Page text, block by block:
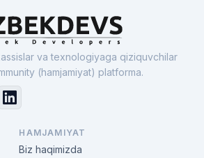
va texnologiyaga qiziquvchilar
(hamjamiyat) platforma.
HAMJAMIYAT
Biz haqimizda